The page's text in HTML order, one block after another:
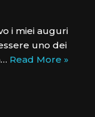
i miei auguri
uno dei
Read More »